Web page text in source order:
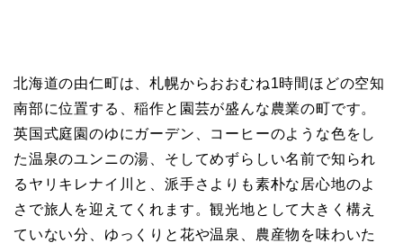
北海道の由仁町は、札幌からおおむね1時間ほどの空知
南部に位置する、稲作と園芸が盛んな農業の町です。
英国式庭園のゆにガーデン、コーヒーのような色をし
た温泉のユンニの湯、そしてめずらしい名前で知られ
るヤリキレナイ川と、派手さよりも素朴な居心地のよ
さで旅人を迎えてくれます。観光地として大きく構え
ていない分、ゆっくりと花や温泉、農産物を味わいた